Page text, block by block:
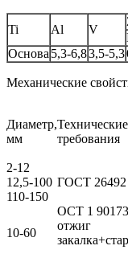
Ti Al V
Основа 5,3-6,83,5-5,3
Механические
Диаметр,
мм
Технические
требования
2-12
ГОСТ 26492
12,5-100
110-150
10-60
ОСТ 1 90173
отжиг